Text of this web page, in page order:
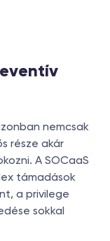
nemcsak
része akár
A SOCaaS
támadások
a privilege
sokkal